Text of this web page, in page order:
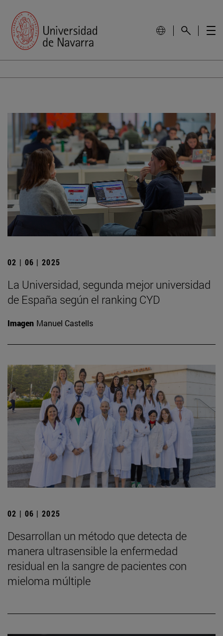
02 | 06 | 2025
La Universidad, segunda mejor universidad
de España según el ranking CYD
Imagen Manuel Castells
02 | 06 | 2025
Desarrollan un método que detecta de
manera ultrasensible la enfermedad
residual en la sangre de pacientes con
mieloma múltiple